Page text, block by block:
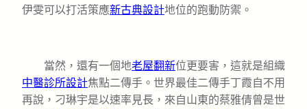
伊雯可以打活策應新古典設計地位的跑動防禦。
當然，還有一個地老屋翻新位更要害，這就是組織
中醫診所設計焦點二傳手。世界最佳二傳手丁霞自不用
再說，刁琳宇是以速率見長，來自山東的蔡雅倩曾是世